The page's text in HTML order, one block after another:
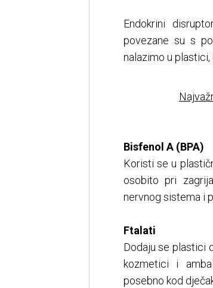
Endokrini
povezane su s
nalazimo u
Bisfenol A (BPA)
Koristi se u
osobito pri
nervnog sistema i
Ftalati
Dodaju se plastici
kozmetici i
posebno kod